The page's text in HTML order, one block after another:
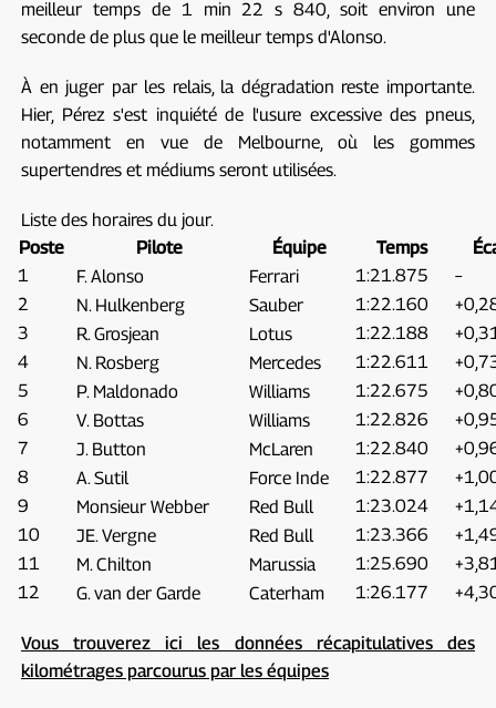
meilleur temps de 1 min 22 s 840, soit environ une
seconde de plus que le meilleur temps d'Alonso.
À en juger par les relais, la dégradation reste importante.
Hier, Pérez s'est inquiété de l'usure excessive des pneus,
notamment en vue de Melbourne, où les gommes
supertendres et médiums seront utilisées.
Liste des horaires du jour.
Poste
Pilote Équipe Temps
1
F. Alonso Ferrari 1:21.875
–
2
N. Hulkenberg Sauber 1:22.160
3
R. Grosjean Lotus 1:22.188
4
N. Rosberg Mercedes 1:22.611
5
P. Maldonado Williams 1:22.675
6
V. Bottas Williams 1:22.826
7
J. Button McLaren 1:22.840
8
A. Sutil Force Inde 1:22.877
9
Monsieur Webber Red Bull 1:23.024
10
JE. Vergne Red Bull 1:23.366
11
M. Chilton Marussia 1:25.690
12
G. van der Garde Caterham 1:26.177
Vous trouverez ici les données récapitulatives des
kilométrages parcourus par les équipes